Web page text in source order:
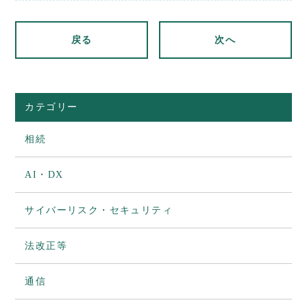
戻る 次へ
カテゴリー
相続
AI・DX
サイバーリスク・セキュリティ
法改正等
通信